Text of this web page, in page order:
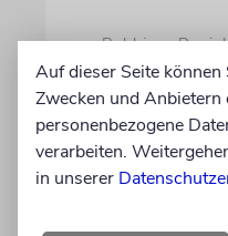
von Rabbiner
07.08.2026
Auf dieser Seite
Zwecken und Anbietern
personenbezogene
verarbeiten.
in unserer